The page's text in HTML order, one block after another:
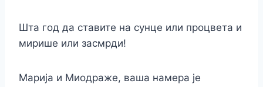
Шта год да ставите на сунце или процвета и
мирише или засмрди!
Марија и Миодраже, ваша намера је